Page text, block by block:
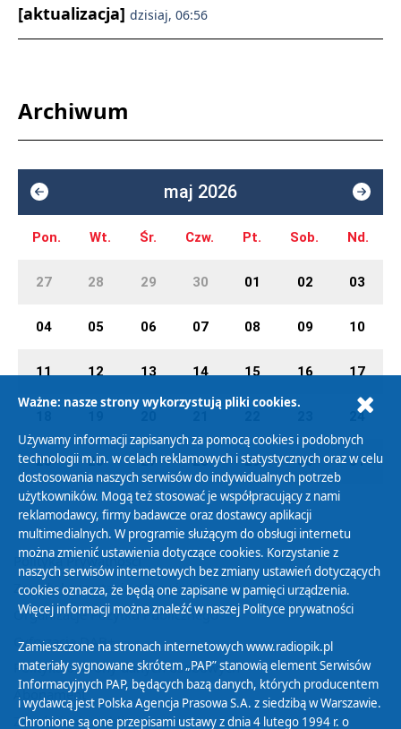
[aktualizacja] dzisiaj, 06:56
Archiwum
maj 2026
Pon. Wt. Śr. Czw. Pt. Sob. Nd.
27 28 29 30 01 02 03
04 05 06 07 08 09 10
11 12 13 14 15 16 17
24
25 26 27 28 29 30 31
Polityka Prywatności
Zasady korzystania z Serwisu
Organizacje Pożytku Publicznego
Cyfryzacja DAB+
Polityka ochrony danych osobowych
Abonament
Zamówienia publiczne
Ważne: nasze strony wykorzystują pliki cookies.
Używamy informacji zapisanych za pomocą cookies i podobnych
technologii m.in. w celach reklamowych i statystycznych oraz w celu
dostosowania naszych serwisów do indywidualnych potrzeb
użytkowników. Mogą też stosować je współpracujący z nami
reklamodawcy, firmy badawcze oraz dostawcy aplikacji
multimedialnych. W programie służącym do obsługi internetu
można zmienić ustawienia dotyczące cookies. Korzystanie z
naszych serwisów internetowych bez zmiany ustawień dotyczących
cookies oznacza, że będą one zapisane w pamięci urządzenia.
Więcej informacji można znaleźć w naszej Polityce prywatności
Zamieszczone na stronach internetowych www.radiopik.pl
materiały sygnowane skrótem „PAP” stanowią element Serwisów
Informacyjnych PAP, będących bazą danych, których producentem
i wydawcą jest Polska Agencja Prasowa S.A. z siedzibą w Warszawie.
Chronione są one przepisami ustawy z dnia 4 lutego 1994 r. o